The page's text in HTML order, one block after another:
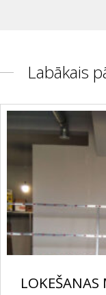
Labākais